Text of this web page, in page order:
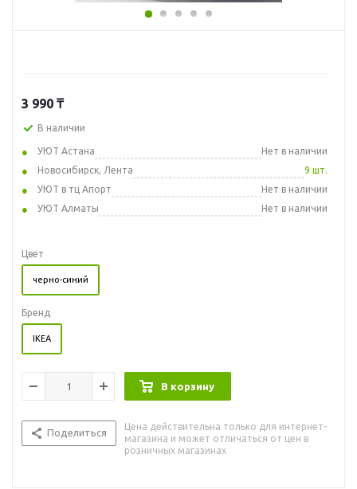
3 990 ₸
В наличии
УЮТ Астана
Нет в наличии
Новосибирск, Лента
9 шт.
УЮТ в тц Апорт
Нет в наличии
УЮТ Алматы
Нет в наличии
Цвет
черно-синий
Бренд
IKEA
В корзину
Поделиться
Цена действительна только для интернет-
магазина и может отличаться от цен в
розничных магазинах